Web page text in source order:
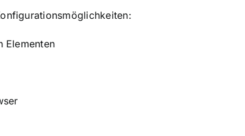
Elementen